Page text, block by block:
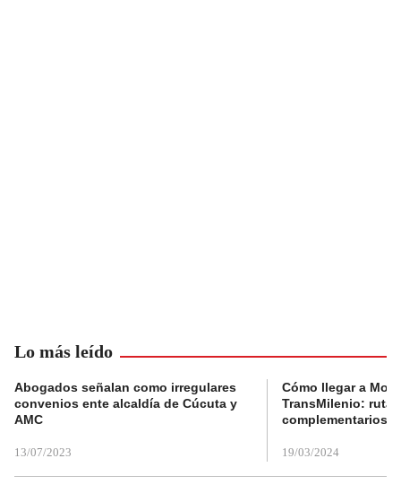
Lo más leído
Abogados señalan como irregulares
convenios ente alcaldía de Cúcuta y
AMC
13/07/2023
Cómo llegar a
TransMilenio:
complementarios
19/03/2024